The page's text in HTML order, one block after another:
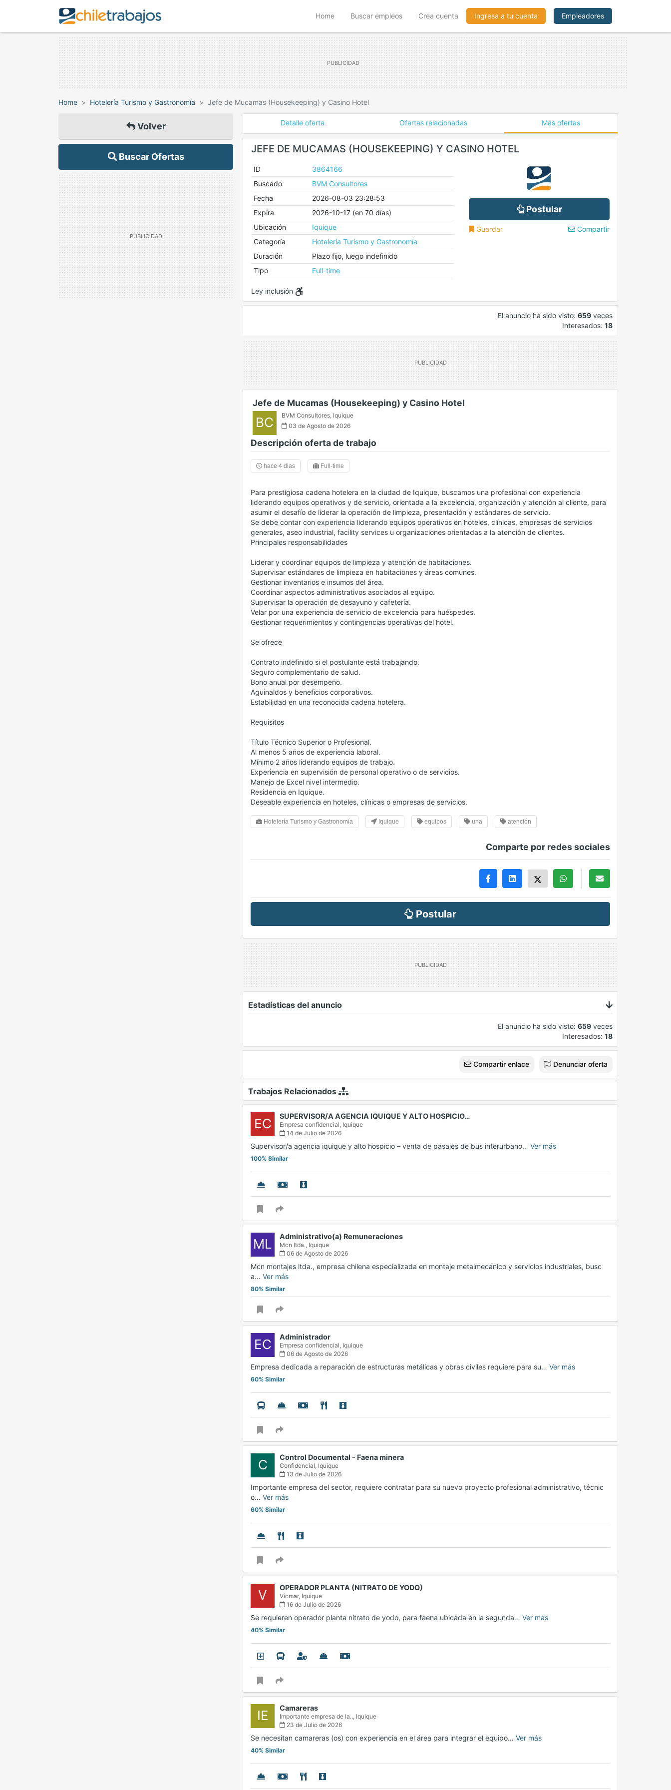
Home(current)Buscar empleos Crea cuenta Ingresa a tu cuenta Empleadores
Home Hotelería Turismo y Gastronomía Jefe de Mucamas (Housekeeping) y Casino Hotel
Volver
Buscar Ofertas
Detalle oferta Ofertas relacionadas Más ofertas
JEFE DE MUCAMAS (HOUSEKEEPING) Y CASINO HOTEL
ID
3864166
Buscado
BVM Consultores
Fecha
2026-08-03 23:28:53
Expira
2026-10-17 (en 70 días)
Ubicación
Iquique
Categoría
Hotelería Turismo y Gastronomía
Duración
Plazo fijo, luego indefinido
Tipo
Full-time
Ley inclusión
Postular
Guardar Compartir
El anuncio ha sido visto: 659 veces
Interesados: 18
Jefe de Mucamas (Housekeeping) y Casino Hotel
BC BVM Consultores, Iquique
03 de Agosto de 2026
Descripción oferta de trabajo
hace 4 dias Full-time
Para prestigiosa cadena hotelera en la ciudad de Iquique, buscamos una profesional con experiencia
liderando equipos operativos y de servicio, orientada a la excelencia, organización y atención al cliente, para
asumir el desafío de liderar la operación de limpieza, presentación y estándares de servicio.
Se debe contar con experiencia liderando equipos operativos en hoteles, clínicas, empresas de servicios
generales, aseo industrial, facility services u organizaciones orientadas a la atención de clientes.
Principales responsabilidades
Liderar y coordinar equipos de limpieza y atención de habitaciones.
Supervisar estándares de limpieza en habitaciones y áreas comunes.
Gestionar inventarios e insumos del área.
Coordinar aspectos administrativos asociados al equipo.
Supervisar la operación de desayuno y cafetería.
Velar por una experiencia de servicio de excelencia para huéspedes.
Gestionar requerimientos y contingencias operativas del hotel.
Se ofrece
Contrato indefinido si el postulante está trabajando.
Seguro complementario de salud.
Bono anual por desempeño.
Aguinaldos y beneficios corporativos.
Estabilidad en una reconocida cadena hotelera.
Requisitos
Título Técnico Superior o Profesional.
Al menos 5 años de experiencia laboral.
Mínimo 2 años liderando equipos de trabajo.
Experiencia en supervisión de personal operativo o de servicios.
Manejo de Excel nivel intermedio.
Residencia en Iquique.
Deseable experiencia en hoteles, clínicas o empresas de servicios.
Hotelería Turismo y Gastronomía Iquique equipos una atención
Comparte por redes sociales
Postular
Estadísticas del anuncio
El anuncio ha sido visto: 659 veces
Interesados: 18
Compartir enlace Denunciar oferta
Trabajos Relacionados
EC SUPERVISOR/A AGENCIA IQUIQUE Y ALTO HOSPICIO…
Empresa confidencial, Iquique
14 de Julio de 2026
Supervisor/a agencia iquique y alto hospicio – venta de pasajes de bus interurbano… Ver más
100% Similar
ML Administrativo(a) Remuneraciones
Mcn ltda., Iquique
06 de Agosto de 2026
Mcn montajes ltda., empresa chilena especializada en montaje metalmecánico y servicios industriales, busc
a… Ver más
80% Similar
EC Administrador
Empresa confidencial, Iquique
06 de Agosto de 2026
Empresa dedicada a reparación de estructuras metálicas y obras civiles requiere para su… Ver más
60% Similar
C Control Documental - Faena minera
Confidencial, Iquique
13 de Julio de 2026
Importante empresa del sector, requiere contratar para su nuevo proyecto profesional administrativo, técnic
o… Ver más
60% Similar
V OPERADOR PLANTA (NITRATO DE YODO)
Vicmar, Iquique
16 de Julio de 2026
Se requieren operador planta nitrato de yodo, para faena ubicada en la segunda… Ver más
40% Similar
IE Camareras
Importante empresa de la.., Iquique
23 de Julio de 2026
Se necesitan camareras (os) con experiencia en el área para integrar el equipo… Ver más
40% Similar